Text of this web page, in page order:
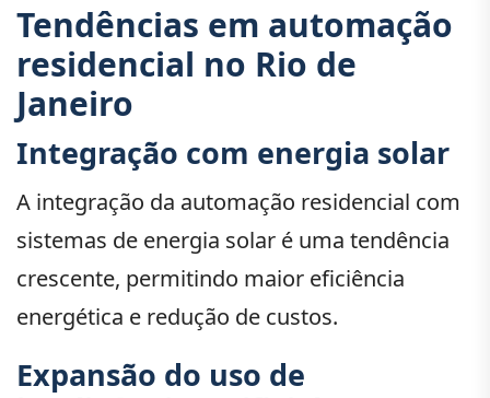
Tendências em automação
residencial no Rio de
Janeiro
Integração com energia solar
A integração da automação residencial com
sistemas de energia solar é uma tendência
crescente, permitindo maior eficiência
energética e redução de custos.
Expansão do uso de